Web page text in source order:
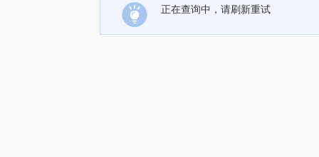
正在查询中，请刷新重试